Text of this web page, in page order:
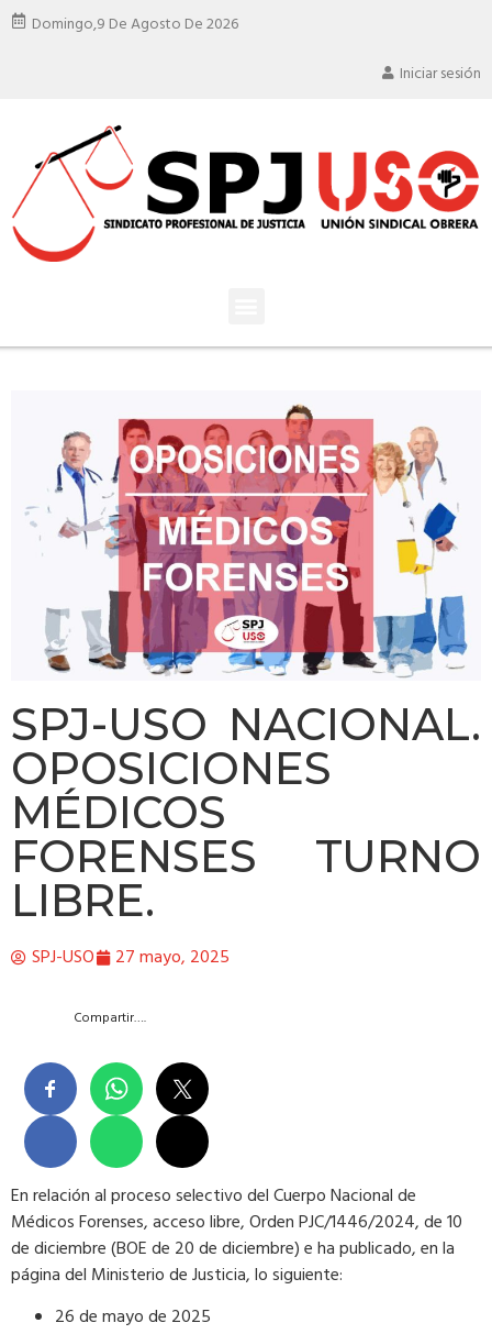
Domingo,9 De Agosto De 2026
Iniciar sesión
SPJ-USO NACIONAL.
OPOSICIONES
MÉDICOS
FORENSES TURNO
LIBRE.
SPJ-USO 27 mayo, 2025
Compartir….
En relación al proceso selectivo del Cuerpo Nacional de
Médicos Forenses, acceso libre, Orden PJC/1446/2024, de 10
de diciembre (BOE de 20 de diciembre) e ha publicado, en la
página del Ministerio de Justicia, lo siguiente:
26 de mayo de 2025